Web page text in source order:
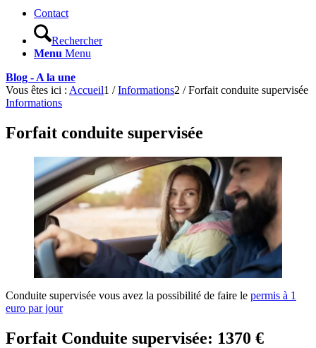
Contact
Rechercher
Menu Menu
Blog - A la une
Vous êtes ici : Accueil1 / Informations2 / Forfait conduite supervisée
Informations
Forfait conduite supervisée
Conduite supervisée vous avez la possibilité de faire le permis à 1
euro par jour
Forfait Conduite supervisée: 1370 €